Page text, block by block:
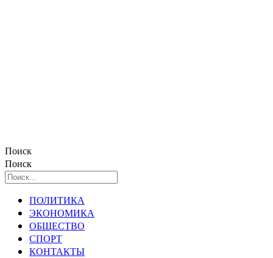
Поиск
Поиск
ПОЛИТИКА
ЭКОНОМИКА
ОБЩЕСТВО
СПОРТ
КОНТАКТЫ